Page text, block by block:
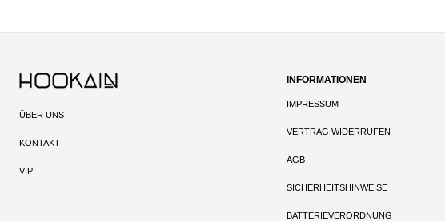
ÜBER UNS
KONTAKT
VIP
INFORMATIONEN
IMPRESSUM
VERTRAG WIDERRUFEN
AGB
SICHERHEITSHINWEISE
BATTERIEVERORDNUNG